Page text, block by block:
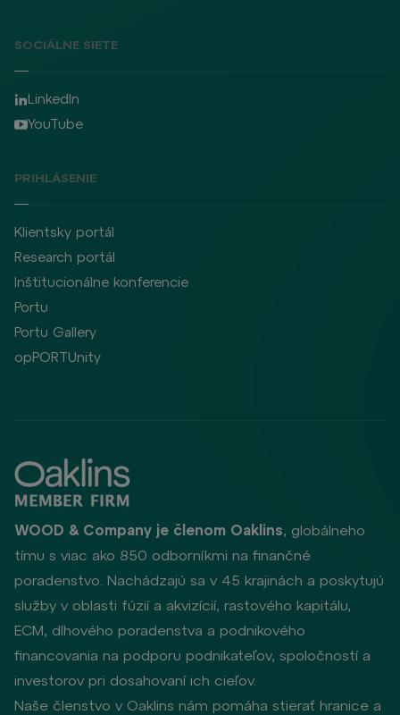
SOCIÁLNE SIETE
LinkedIn
YouTube
PRIHLÁSENIE
Klientsky portál
Research portál
Inštitucionálne konferencie
Portu
Portu Gallery
opPORTUnity
WOOD & Company je členom Oaklins, globálneho
tímu s viac ako 850 odborníkmi na finančné
poradenstvo. Nachádzajú sa v 45 krajinách a poskytujú
služby v oblasti fúzií a akvizícií, rastového kapitálu,
ECM, dlhového poradenstva a podnikového
financovania na podporu podnikateľov, spoločností a
investorov pri dosahovaní ich cieľov.
Naše členstvo v Oaklins nám pomáha stierať hranice a